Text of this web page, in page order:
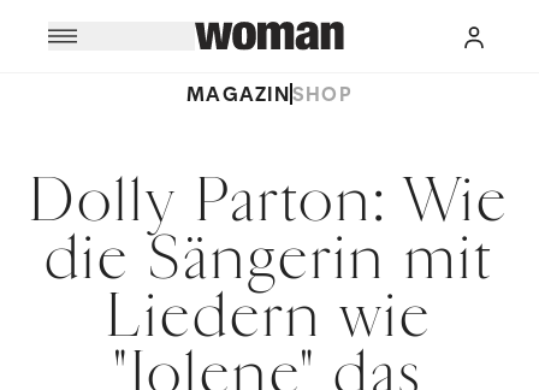
MAGAZINSHOP
Dolly Parton: Wie
die Sängerin mit
Liedern wie
"Jolene" das